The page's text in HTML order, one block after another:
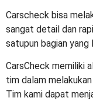
Carscheck bisa
sangat detail dan
satupun bagian yang
CarsCheck memiliki
tim dalam
Tim kami dapat